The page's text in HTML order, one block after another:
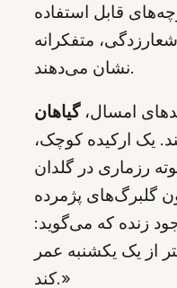
قابل استفاده
متفکرانه
نشان می‌دهند.
امسال،گیاهان
یک ارکیده کوچک،
رزماری در گلدان
گلبرگ‌های پژمرده
زنده که می‌گوید:
از یک یکشنبه عمر
کند.»